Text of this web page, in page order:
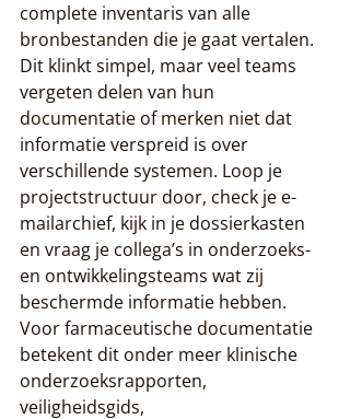
complete inventaris van alle
bronbestanden die je gaat vertalen.
Dit klinkt simpel, maar veel teams
vergeten delen van hun
documentatie of merken niet dat
informatie verspreid is over
verschillende systemen. Loop je
projectstructuur door, check je e-
mailarchief, kijk in je dossierkasten
en vraag je collega’s in onderzoeks-
en ontwikkelingsteams wat zij
beschermde informatie hebben.
Voor farmaceutische documentatie
betekent dit onder meer klinische
onderzoeksrapporten,
veiligheidsgids,